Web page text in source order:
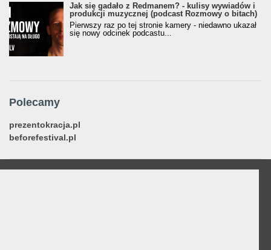
Jak się gadało z Redmanem? - kulisy wywiadów i
produkcji muzycznej (podcast Rozmowy o bitach)
Pierwszy raz po tej stronie kamery - niedawno ukazał
się nowy odcinek podcastu...
Polecamy
prezentokracja.pl
beforefestival.pl